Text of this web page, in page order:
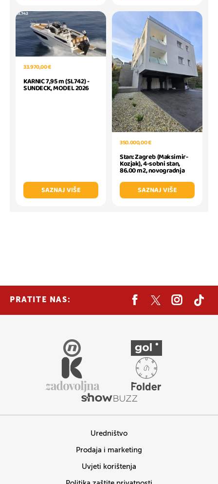
33.970,00 €
KARNIC 7,95 m (SL742) -
SUNDECK, MODEL 2026
SAZNAJ VIŠE
350.000,00 €
Stan: Zagreb (Maksimir-
Kozjak), 4-sobni stan,
86.00 m2, novogradnja
SAZNAJ VIŠE
PRATITE NAS:
Uredništvo
Prodaja i marketing
Uvjeti korištenja